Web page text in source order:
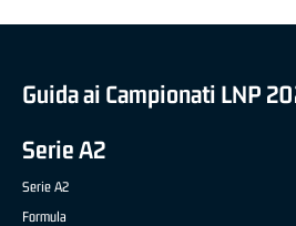
Guida ai Campionati LNP
Serie A2
Serie A2
Formula